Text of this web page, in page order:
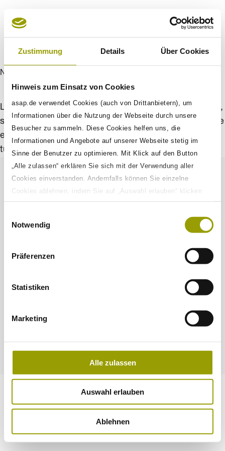
Zustimmung Details Über Cookies
Hinweis zum Einsatz von Cookies
asap.de verwendet Cookies (auch von Drittanbietern), um
Informationen über die Nutzung der Webseite durch unsere
Besucher zu sammeln. Diese Cookies helfen uns, die
Informationen und Angebote auf unserer Webseite stetig im
Sinne der Benutzer zu optimieren. Mit Klick auf den Button
„Alle zulassen“ erklären Sie sich mit der Verwendung aller
Cookies einverstanden. Andernfalls können Sie einzelne
Cookies ablehnen, indem Sie auf „Auswahl erlauben“ klicken
sowie diese Einstellungen jederzeit aufrufen und Cookies auch
nachträglich jederzeit abwählen. Weitere Informationen zu den
Datenverarbeitungen finden Sie auf unserer
Notwendig
Präferenzen
Statistiken
Marketing
Alle zulassen
Auswahl erlauben
Ablehnen
New aproach
Lorem ipsum dolors sit amet, cons ectetur adipisci elit,
sed do eiusmod tempor inc ididunt ut labores et dolore
ercit ati on ull amco laboris nisi ut aliqui. Dui aute irur
tu dolo end erit in volup tate velit ese.
Impressum